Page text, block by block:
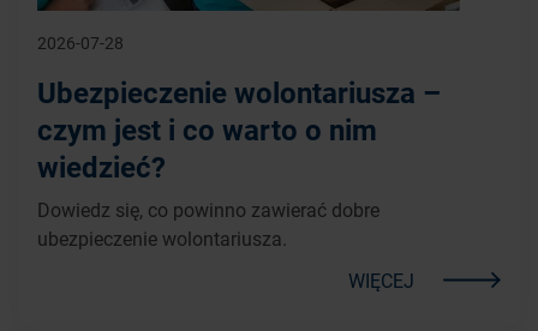
2026-07-28
Ubezpieczenie wolontariusza –
czym jest i co warto o nim
wiedzieć?
Dowiedz się, co powinno zawierać dobre
ubezpieczenie wolontariusza.
WIĘCEJ